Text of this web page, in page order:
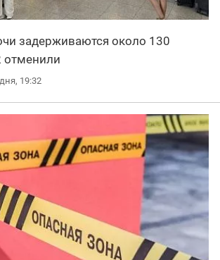
задерживаются около 130
отменили
19:32